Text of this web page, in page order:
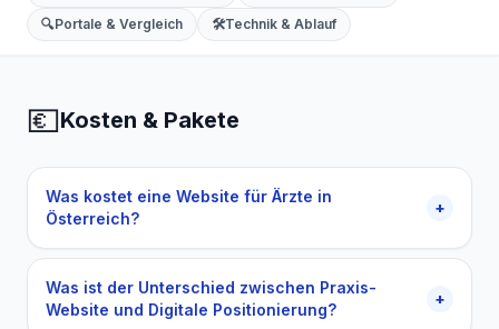
🔍Portale & Vergleich 🛠️Technik & Ablauf
💶Kosten & Pakete
Was kostet eine Website für Ärzte in
Österreich?
+
Was ist der Unterschied zwischen Praxis-
Website und Digitale Positionierung?
+